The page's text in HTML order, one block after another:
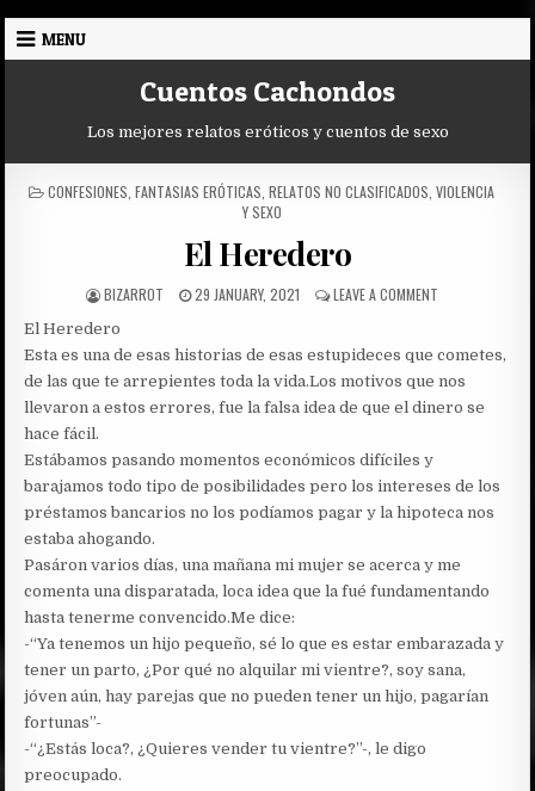
Skip
MENU
Cuentos Cachondos
Los mejores relatos eróticos y cuentos de sexo
POSTED
CONFESIONES FANTASIAS ERÓTICAS RELATOS NO CLASIFICADOS VIOLENCIA
Y SEXO
El Heredero
AUTHOR:
BIZARROT
PUBLISHED
29 JANUARY, 2021 LEAVE A COMMENTON
El Heredero
Esta es una de esas historias de esas estupideces que cometes,
de las que te arrepientes toda la vida.Los motivos que nos
llevaron a estos errores, fue la falsa idea de que el dinero se
hace fácil.
Estábamos pasando momentos económicos difíciles y
barajamos todo tipo de posibilidades pero los intereses de los
préstamos bancarios no los podíamos pagar y la hipoteca nos
estaba ahogando.
Pasáron varios días, una mañana mi mujer se acerca y me
comenta una disparatada, loca idea que la fué fundamentando
hasta tenerme convencido.Me dice:
-“Ya tenemos un hijo pequeño, sé lo que es estar embarazada y
tener un parto, ¿Por qué no alquilar mi vientre?, soy sana,
jóven aún, hay parejas que no pueden tener un hijo, pagarían
fortunas”-
-“¿Estás loca?, ¿Quieres vender tu vientre?”-, le digo
preocupado.